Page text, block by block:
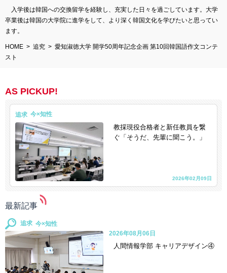
入学後は韓国への交換留学を経験し、充実した日々を過ごしています。大学
卒業後は韓国の大学院に進学をして、より深く韓国文化を学びたいと思ってい
ます。
HOME 追究
愛知淑徳大学 開学50周年記念企画 第10回韓国語作文コンテ
スト
AS PICKUP!
追求
教採現役合格者と新任教員を繋
ぐ「そうだ、先輩に聞こう。」
2026年02月09日
最新記事
追求
人間情報学部 キャリアデザイン④
2026年08月06日